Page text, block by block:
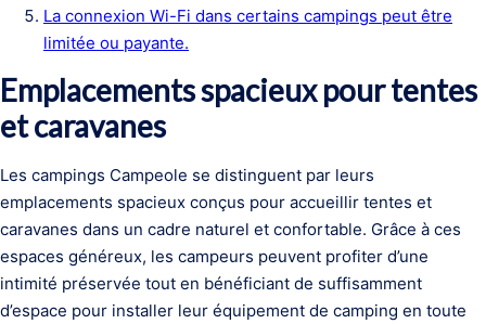
La connexion Wi-Fi dans certains campings peut être
limitée ou payante.
Emplacements spacieux pour tentes
et caravanes
Les campings Campeole se distinguent par leurs
emplacements spacieux conçus pour accueillir tentes et
caravanes dans un cadre naturel et confortable. Grâce à ces
espaces généreux, les campeurs peuvent profiter d’une
intimité préservée tout en bénéficiant de suffisamment
d’espace pour installer leur équipement de camping en toute